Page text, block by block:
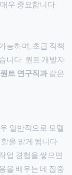
우 중요합니다.
능하며, 초급 직책
니다. 퀀트 개발자
퀀트 연구직과같은
일반적으로 모델
을 맡게 됩니다.
업 경험을 쌓으면
을 배우는 데 집중